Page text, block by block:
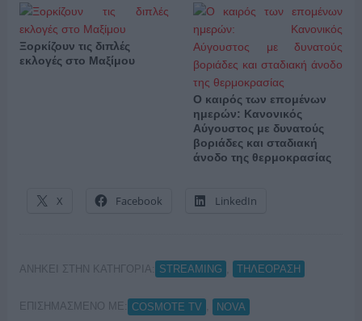
Ξορκίζουν τις διπλές
εκλογές στο Μαξίμου
Ο καιρός των επομένων
ημερών: Κανονικός
Αύγουστος με δυνατούς
βοριάδες και σταδιακή
άνοδο της θερμοκρασίας
X Facebook LinkedIn
ΑΝΗΚΕΙ ΣΤΗΝ ΚΑΤΗΓΟΡΙΑ: STREAMING ΤΗΛΕΟΡΑΣΗ
ΕΠΙΣΗΜΑΣΜΕΝΟ ΜΕ: COSMOTE TV NOVA